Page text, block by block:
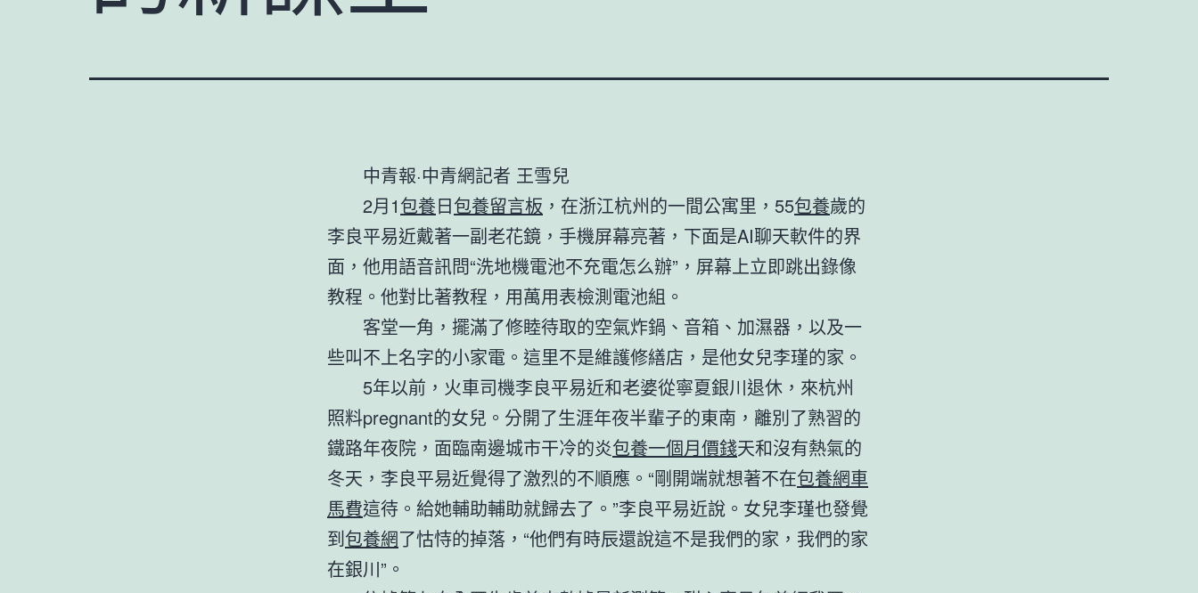
中青報·中青網記者 王雪兒
2月1包養日包養留言板 ，在浙江杭州的一間公寓里，55包養歲的
李良平易近戴著一副老花鏡，手機屏幕亮著，下面是AI聊天軟件的界
面，他用語音訊問“洗地機電池不充電怎么辦”，屏幕上立即跳出錄像
教程。他對比著教程，用萬用表檢測電池組。
客堂一角，擺滿了修睦待取的空氣炸鍋、音箱、加濕器，以及一
些叫不上名字的小家電。這里不是維護修繕店，是他女兒李瑾的家。
5年以前，火車司機李良平易近和老婆從寧夏銀川退休，來杭州
照料pregnant的女兒。分開了生涯年夜半輩子的東南，離別了熟習的
鐵路年夜院，面臨南邊城市干冷的炎包養一個月價錢天和沒有熱氣的
冬天，李良平易近覺得了激烈的不順應。“剛開端就想著不在包養網車
馬費這待。給她輔助輔助就歸去了。”李良平易近說。女兒李瑾也發覺
到包養網了怙恃的掉落，“他們有時辰還說這不是我們的家，我們的家
在銀川”。